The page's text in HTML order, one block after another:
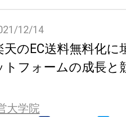
12/14
天のEC送料無料化に
トフォームの成長と
大学院